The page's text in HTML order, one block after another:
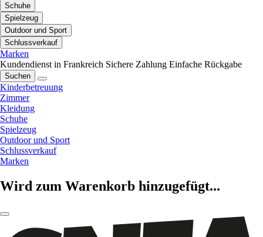
Schuhe
Spielzeug
Outdoor und Sport
Schlussverkauf
Marken
Kundendienst in Frankreich Sichere Zahlung Einfache Rückgabe
Suchen
Kinderbetreuung
Zimmer
Kleidung
Schuhe
Spielzeug
Outdoor und Sport
Schlussverkauf
Marken
Wird zum Warenkorb hinzugefügt...